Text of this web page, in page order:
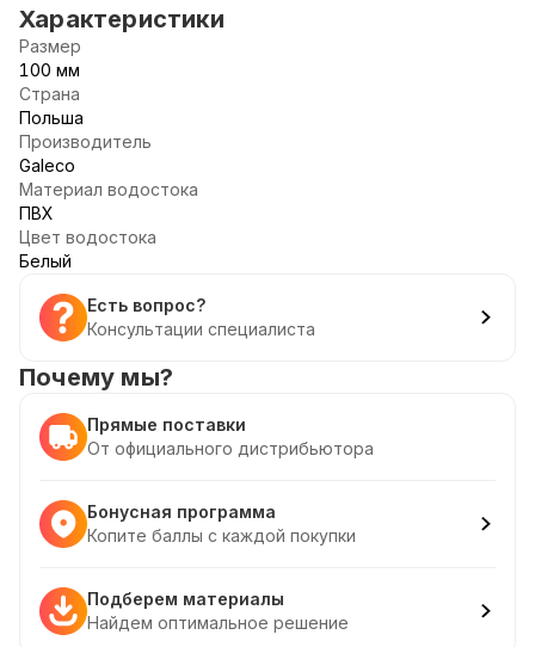
Характеристики
Размер
100 мм
Страна
Польша
Производитель
Galeco
Материал водостока
ПВХ
Цвет водостока
Белый
Есть вопрос?
Консультации специалиста
Почему мы?
Прямые поставки
От официального дистрибьютора
Бонусная программа
Копите баллы с каждой покупки
Подберем материалы
Найдем оптимальное решение